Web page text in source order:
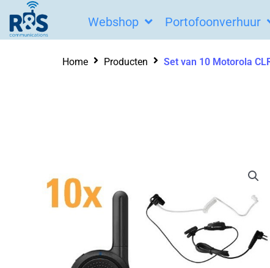
naar
Webshop Portofoonverhuur
Home Producten Set van 10 Motorola